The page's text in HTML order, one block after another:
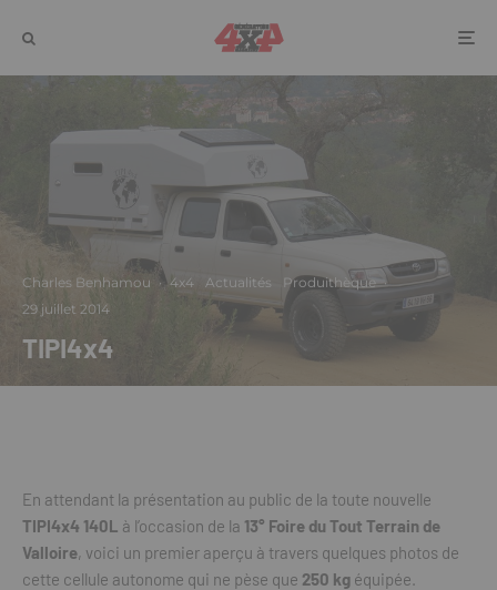
Charles Benhamou · 4x4 Actualités Produithèque ·
29 juillet 2014
TIPI4x4
En attendant la présentation au public de la toute nouvelle
TIPI4x4 140L à l’occasion de la 13° Foire du Tout Terrain de
Valloire, voici un premier aperçu à travers quelques photos de
cette cellule autonome qui ne pèse que 250 kg équipée.